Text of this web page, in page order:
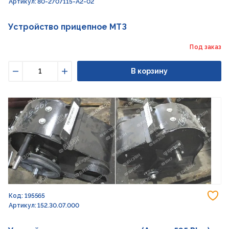
Артикул: 80-2707115-А2-02
Устройство прицепное МТЗ
Под заказ
Увеличить
В корзину
Код: 195565
Артикул: 152.30.07.000